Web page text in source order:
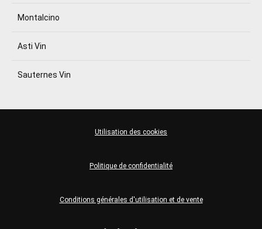
Montalcino
Asti Vin
Sauternes Vin
Conditions générales d'utilisation et de vente
Politique de confidentialité
Utilisation des cookies